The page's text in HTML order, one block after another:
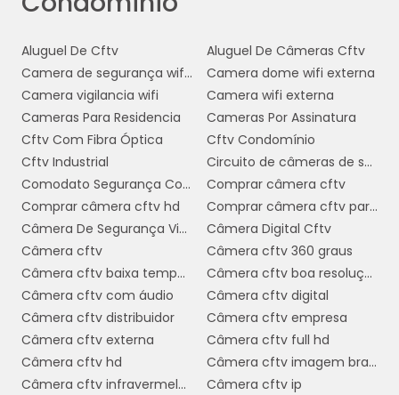
condomínios oferece diversas vantagens que
equipamentos. Uma das principais é a
redução de custos iniciais, já que não há
necessidade de comprar os dispositivos de
segurança. Isso permite que os recursos
financeiros do condomínio sejam alocados
de maneira mais eficiente, sem comprometer
a qualidade da segurança.
Outra vantagem significativa é a
atualização tecnológica contínua
o comodato, os condomínios têm acesso a
equipamentos de última geração, pois as
empresas fornecedoras costumam atualizar
os sistemas regularmente, garantindo que a
segurança esteja sempre alinhada com as
inovações do mercado.
Aluguel De Cftv
Aluguel De Câmeras Cftv
Camera de segurança wifi com audio
Camera dome wifi externa
Camera vigilancia wifi
Camera wifi externa
Cameras Para Residencia
Cameras Por Assinatura
Cftv Com Fibra Óptica
Cftv Condomínio
Cftv Industrial
Circuito de câmeras de segurança
Comodato Segurança Condominio
Comprar câmera cftv
Comprar câmera cftv hd
Comprar câmera cftv para casa
Câmera De Segurança Via Internet
Câmera Digital Cftv
Câmera cftv
Câmera cftv 360 graus
Câmera cftv baixa temperatura
Câmera cftv boa resolução
Câmera cftv com áudio
Câmera cftv digital
Câmera cftv distribuidor
Câmera cftv empresa
Câmera cftv externa
Câmera cftv full hd
Câmera cftv hd
Câmera cftv imagem branca
Câmera cftv infravermelho
Câmera cftv ip